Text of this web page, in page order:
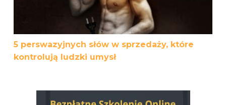
5 perswazyjnych słów w sprzedaży, które
kontrolują ludzki umysł